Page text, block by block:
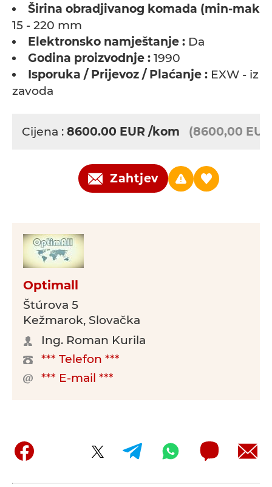
Širina obradjivanog komada (min-maks)
15 - 220 mm
Elektronsko namještanje : Da
Godina proizvodnje : 1990
Isporuka / Prijevoz / Plaćanje : EXW - iz
zavoda
Cijena : 8600.00 EUR /kom (8600,00
Zahtjev
Optimall
Štúrova 5
Kežmarok, Slovačka
Ing. Roman Kurila
*** Telefon ***
*** E-mail ***